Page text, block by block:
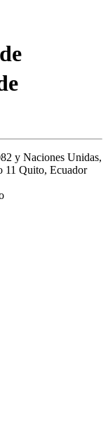
y Naciones Unidas,
11 Quito, Ecuador